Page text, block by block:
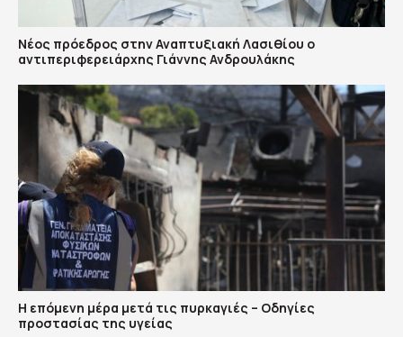
Νέος πρόεδρος στην Αναπτυξιακή Λασιθίου ο
αντιπεριφερειάρχης Γιάννης Ανδρουλάκης
Η επόμενη μέρα μετά τις πυρκαγιές – Οδηγίες
προστασίας της υγείας